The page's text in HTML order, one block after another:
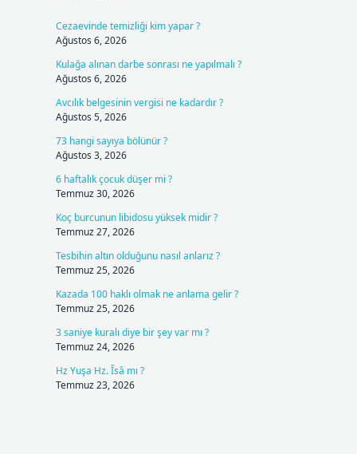
Cezaevinde temizliği kim yapar ?
Ağustos 6, 2026
Kulağa alınan darbe sonrası ne yapılmalı ?
Ağustos 6, 2026
Avcılık belgesinin vergisi ne kadardır ?
Ağustos 5, 2026
73 hangi sayıya bölünür ?
Ağustos 3, 2026
6 haftalık çocuk düşer mi ?
Temmuz 30, 2026
Koç burcunun libidosu yüksek midir ?
Temmuz 27, 2026
Tesbihin altın olduğunu nasıl anlarız ?
Temmuz 25, 2026
Kazada 100 haklı olmak ne anlama gelir ?
Temmuz 25, 2026
3 saniye kuralı diye bir şey var mı ?
Temmuz 24, 2026
Hz Yuşa Hz. Îsâ mı ?
Temmuz 23, 2026